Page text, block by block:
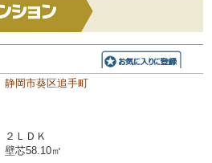
静岡市葵区追手町
２ＬＤＫ
壁芯58.10㎡